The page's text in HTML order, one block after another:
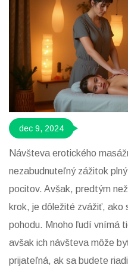
dec 9, 2024
Návšteva erotického
nezabudnuteľný zážitok
pocitov. Avšak, predtým
krok, je dôležité zvážiť, ako
pohodu. Mnoho ľudí vnímá
avšak ich návšteva môže
prijateľná, ak sa budete